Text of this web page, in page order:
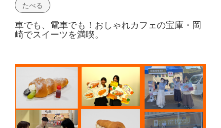
たべる
車でも、電車でも！おしゃれカフェの宝庫・岡
崎でスイーツを満喫。